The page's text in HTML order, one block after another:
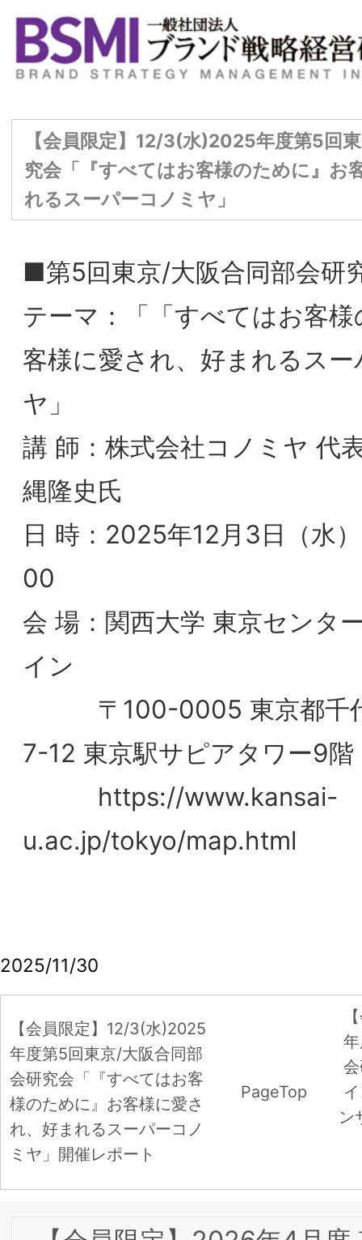
究会「『すべてはお客様のために』お客様に愛され、好
れるスーパーコノミヤ」
■第5回東京/大阪合同部会研究会
テーマ：「「すべてはお客様のために」お
客様に愛され、好まれるスーパーコノミ
ヤ」
講 師：株式会社コノミヤ 代表取締役社長
縄隆史氏
日 時：2025年12月3日（水）17:00～19：
00
会 場：関西大学 東京センターまたはオン
〒100-0005 東京都千代田区丸の内
7-12 東京駅サピアタワー9階
https://www.kansai-
u.ac.jp/tokyo/map.html
2025/11/30
年度第5回東京/大阪合同部
会研究会「『すべてはお客
れ、好まれるスーパーコノ
【会員限定】11/4(火
会研究会「ブランドタ
ンサルティング株式会
表取締役 杉本 眞
同研究会「歌舞伎・歌舞伎座のブランド
戦略_５つのテーマで考察」
【会員限定】2026年6月3日 第2回東阪
合同研究会「カテゴリーの境界が変わる
時代のブランド創造－食品ブランドは、
生活者の「出番」変化をどう捉えるか
－」ハウス食品グループ本社株式会社
口 啓子氏
(山口夕妃子、陶山計介、西村順二、田中